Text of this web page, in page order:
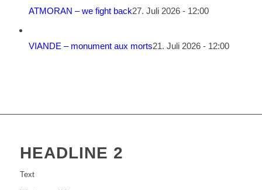
ATMORAN – we fight back27. Juli 2026 - 12:00
VIANDE – monument aux morts21. Juli 2026 - 12:00
HEADLINE 2
Text